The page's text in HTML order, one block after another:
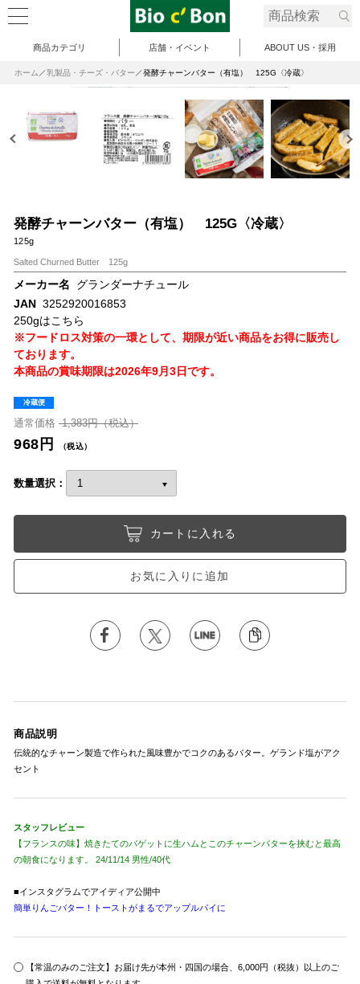
商品カテゴリ 店舗・イベント ABOUT US・採用
ホーム 乳製品・チーズ・バター 発酵チャーンバター（有塩） 125G〈冷蔵〉
発酵チャーンバター（有塩） 125G〈冷蔵〉
125g
Salted Churned Butter 125g
メーカー名
グランダーナチュール
JAN 3252920016853
250gはこちら
※フードロス対策の一環として、期限が近い商品をお得に販売し
ております。
本商品の賞味期限は2026年9月3日です。
冷蔵便
通常価格 1,383円（税込）
968円 （税込）
数量選択：
カートに入れる
お気に入りに追加
商品説明
伝統的なチャーン製造で作られた風味豊かでコクのあるバター。ゲランド塩がアク
セント
スタッフレビュー
【フランスの味】焼きたてのバゲットに生ハムとこのチャーンバターを挟むと最高
の朝食になります。 24/11/14 男性/40代
■インスタグラムでアイディア公開中
簡単りんごバター！トーストがまるでアップルパイに
【常温のみのご注文】お届け先が本州・四国の場合、6,000円（税抜）以上のご